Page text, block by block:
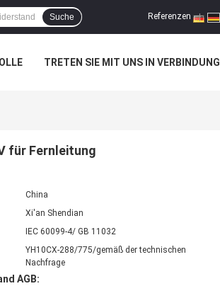
Referenzen |
Suche
TRETEN SIE MIT UNS IN VERBINDUNG
für Fernleitung
China
Xi'an Shendian
IEC 60099-4/ GB 11032
YH10CX-288/775/gemäß der technischen
Nachfrage
AGB: